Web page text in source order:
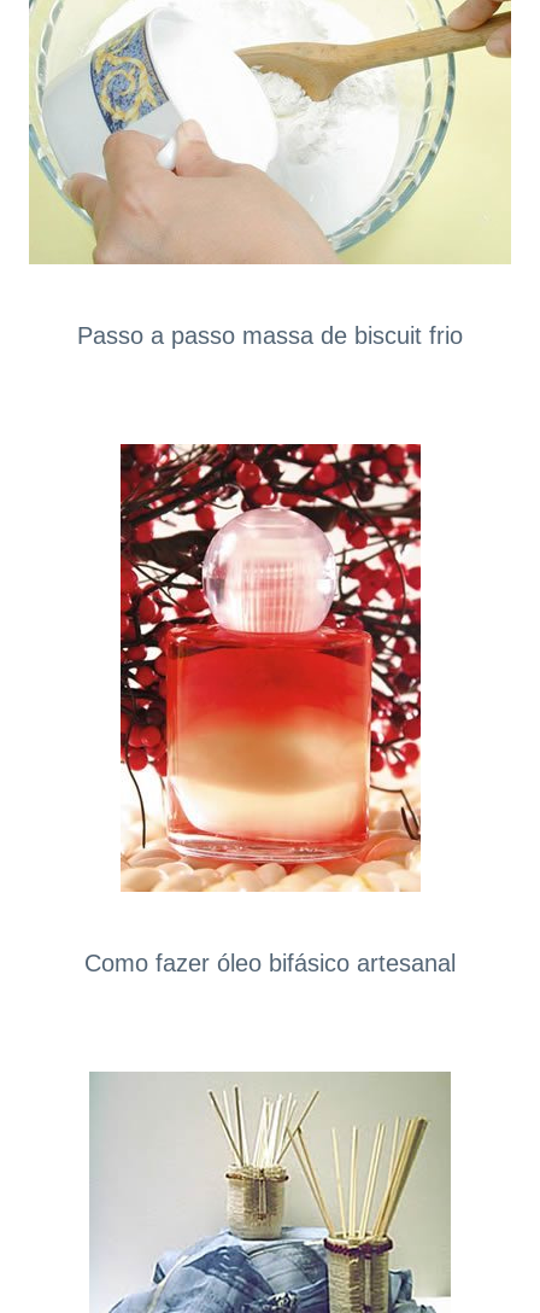
Passo a passo massa de biscuit frio
Como fazer óleo bifásico artesanal